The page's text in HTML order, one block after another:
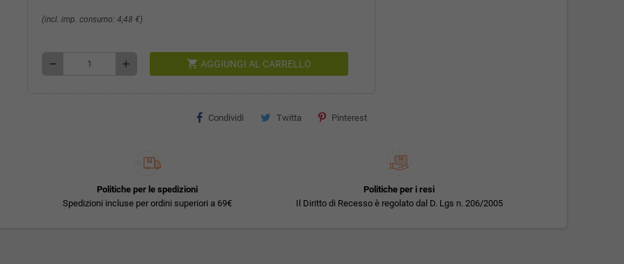
(incl. imp. consumo: 4,48 €)
remove add shopping_cart AGGIUNGI AL CARRELLO
Condividi Twitta Pinterest
Politiche per le spedizioni
Spedizioni incluse per ordini superiori a 69€
Politiche per i resi
Il Diritto di Recesso è regolato dal D. Lgs n. 206/2005